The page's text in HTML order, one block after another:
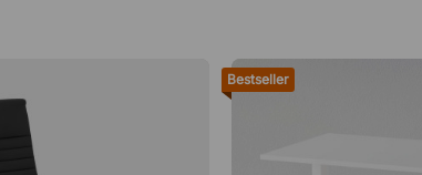
Bestseller